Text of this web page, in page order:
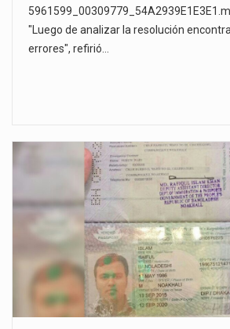
"Luego de analizar la resolución
errores", refirió…